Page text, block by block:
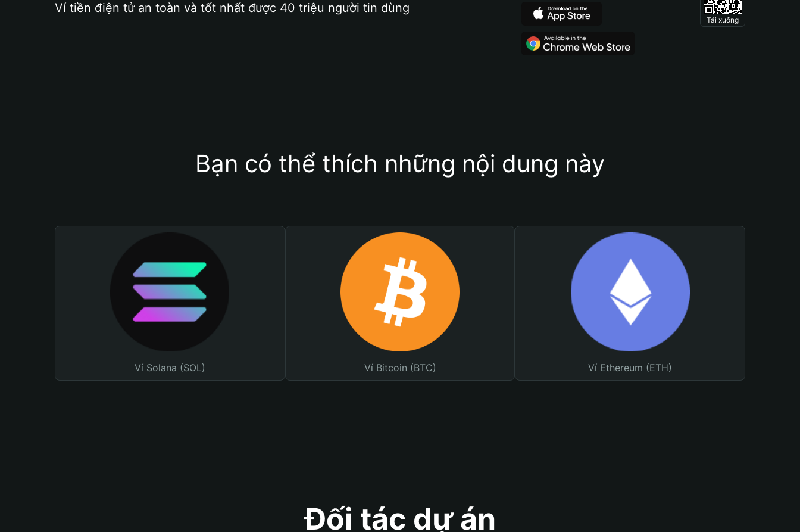
Ví tiền điện tử an toàn và tốt nhất được 40 triệu người tin dùng
Tải xuống
Bạn có thể thích những nội dung này
Ví Solana (SOL) Ví Bitcoin (BTC) Ví Ethereum (ETH)
Đối tác dự án